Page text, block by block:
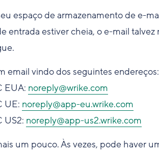
espaço de armazenamento de e-
entrada estiver cheia, o e-mail talvez
email vindo dos seguintes endereços:
EUA: noreply@wrike.com
UE: noreply@app-eu.wrike.com
US2: noreply@app-us2.wrike.com
um pouco. Às vezes, pode haver